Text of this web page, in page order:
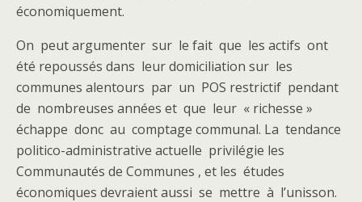
économiquement.
On peut argumenter sur le fait que les actifs ont
été repoussés dans leur domiciliation sur les
communes alentours par un POS restrictif pendant
de nombreuses années et que leur « richesse »
échappe donc au comptage communal. La tendance
politico-administrative actuelle privilégie les
Communautés de Communes , et les études
économiques devraient aussi se mettre à l’unisson.